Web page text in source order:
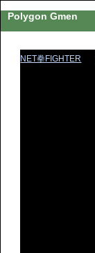
Polygon Gmen
NET拳FIGHTER